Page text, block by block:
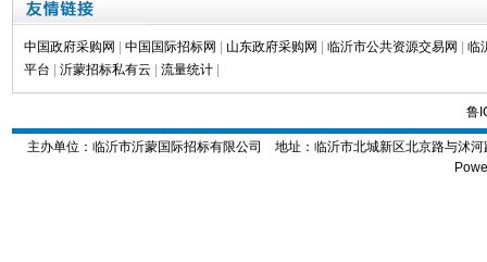
中国政府采购网 中国国际招标网 山东政府采购网 临沂市公共资源交易网
临
平台
沂蒙招标私有云 流量统计
鲁
主办单位：临沂市沂蒙国际招标有限公司 地址： 临沂市北城新区北京路与沭河